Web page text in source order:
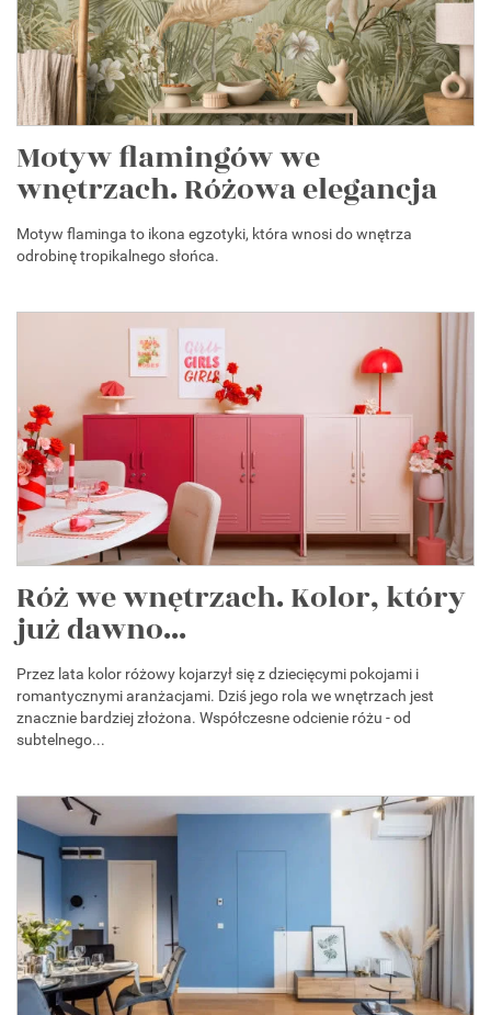
Motyw flamingów we
wnętrzach. Różowa elegancja
Motyw flaminga to ikona egzotyki, która wnosi do wnętrza
odrobinę tropikalnego słońca.
Róż we wnętrzach. Kolor, który
już dawno...
Przez lata kolor różowy kojarzył się z dziecięcymi pokojami i
romantycznymi aranżacjami. Dziś jego rola we wnętrzach jest
znacznie bardziej złożona. Współczesne odcienie różu - od
subtelnego...